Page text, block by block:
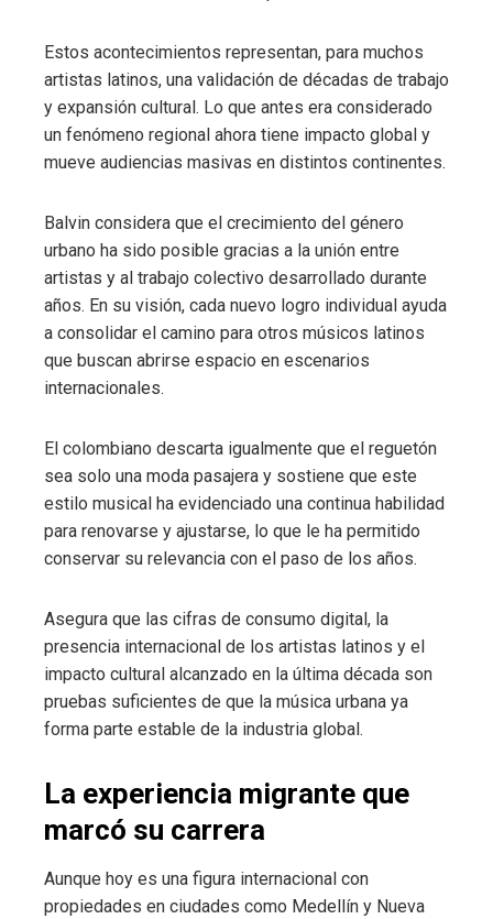
Estos acontecimientos representan, para muchos
artistas latinos, una validación de décadas de trabajo
y expansión cultural. Lo que antes era considerado
un fenómeno regional ahora tiene impacto global y
mueve audiencias masivas en distintos continentes.
Balvin considera que el crecimiento del género
urbano ha sido posible gracias a la unión entre
artistas y al trabajo colectivo desarrollado durante
años. En su visión, cada nuevo logro individual ayuda
a consolidar el camino para otros músicos latinos
que buscan abrirse espacio en escenarios
internacionales.
El colombiano descarta igualmente que el reguetón
sea solo una moda pasajera y sostiene que este
estilo musical ha evidenciado una continua habilidad
para renovarse y ajustarse, lo que le ha permitido
conservar su relevancia con el paso de los años.
Asegura que las cifras de consumo digital, la
presencia internacional de los artistas latinos y el
impacto cultural alcanzado en la última década son
pruebas suficientes de que la música urbana ya
forma parte estable de la industria global.
La experiencia migrante que
marcó su carrera
Aunque hoy es una figura internacional con
propiedades en ciudades como Medellín y Nueva